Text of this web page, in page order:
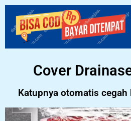
Cover
Katupnya otomatis cegah